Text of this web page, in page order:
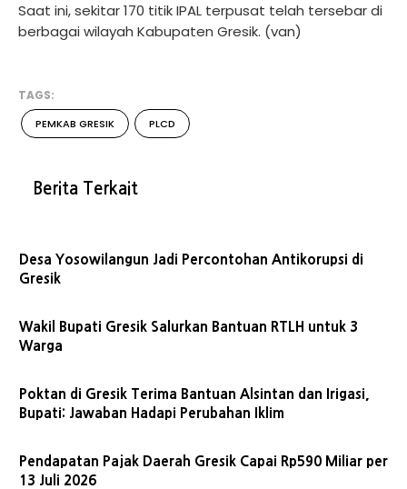
Saat ini, sekitar 170 titik IPAL terpusat telah tersebar di
berbagai wilayah Kabupaten Gresik. (van)
TAGS:
PEMKAB GRESIK PLCD
Berita Terkait
Desa Yosowilangun Jadi Percontohan Antikorupsi di
Gresik
Wakil Bupati Gresik Salurkan Bantuan RTLH untuk 3
Warga
Poktan di Gresik Terima Bantuan Alsintan dan Irigasi,
Bupati: Jawaban Hadapi Perubahan Iklim
Pendapatan Pajak Daerah Gresik Capai Rp590 Miliar per
13 Juli 2026